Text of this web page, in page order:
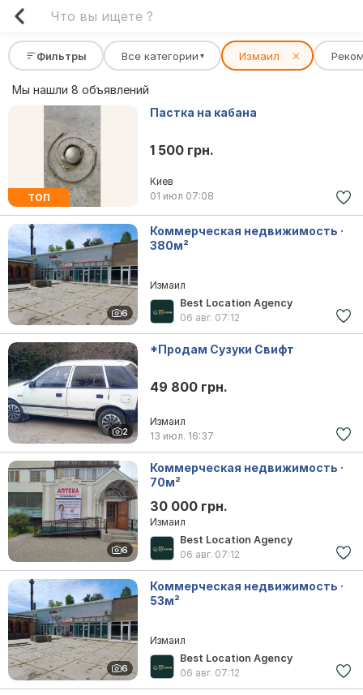
Фильтры Все категории ▾ Измаил ✕
Мы нашли 8 объявлений
ТОП
Пастка на кабана
1 500 грн.
Киев
01 июл 07:08
6
Коммерческая недвижимость ·
380м²
Измаил
Best Location Agency
06 авг. 07:12
2
*Продам Сузуки Свифт
49 800 грн.
Измаил
13 июл. 16:37
6
Коммерческая недвижимость ·
70м²
30 000 грн.
Измаил
Best Location Agency
06 авг. 07:12
6
Коммерческая недвижимость ·
53м²
Измаил
Best Location Agency
06 авг. 07:12